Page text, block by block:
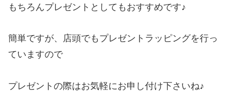
もちろんプレゼントとしてもおすすめです♪
簡単ですが、店頭でもプレゼントラッピングを行っ
ていますので
プレゼントの際はお気軽にお申し付け下さいね♪